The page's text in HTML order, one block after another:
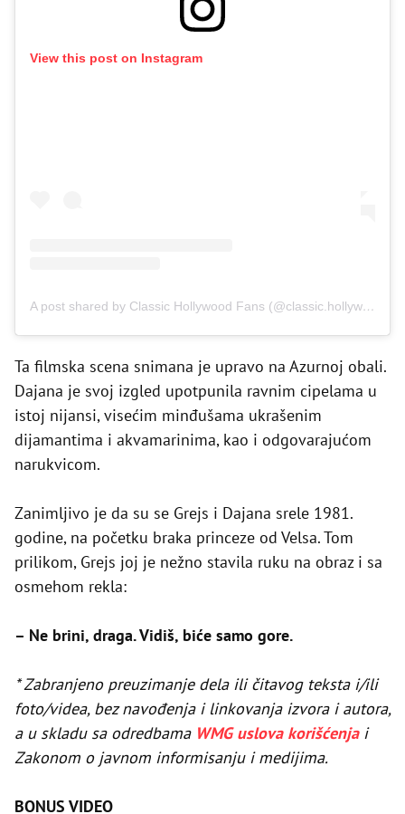
View this post on Instagram
A post shared by Classic Hollywood Fans (@classic.hollywood.fan)
Ta filmska scena snimana je upravo na Azurnoj obali.
Dajana je svoj izgled upotpunila ravnim cipelama u
istoj nijansi, visećim minđušama ukrašenim
dijamantima i akvamarinima, kao i odgovarajućom
narukvicom.
Zanimljivo je da su se Grejs i Dajana srele 1981.
godine, na početku braka princeze od Velsa. Tom
prilikom, Grejs joj je nežno stavila ruku na obraz i sa
osmehom rekla:
– Ne brini, draga. Vidiš, biće samo gore.
* Zabranjeno preuzimanje dela ili čitavog teksta i/ili
foto/videa, bez navođenja i linkovanja izvora i autora,
a u skladu sa odredbama WMG uslova korišćenjai
Zakonom o javnom informisanju i medijima.
BONUS VIDEO